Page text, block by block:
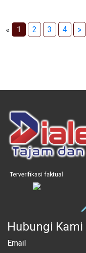
« 1 2 3 4 »
Terverifikasi faktual
Hubungi Kami
Email